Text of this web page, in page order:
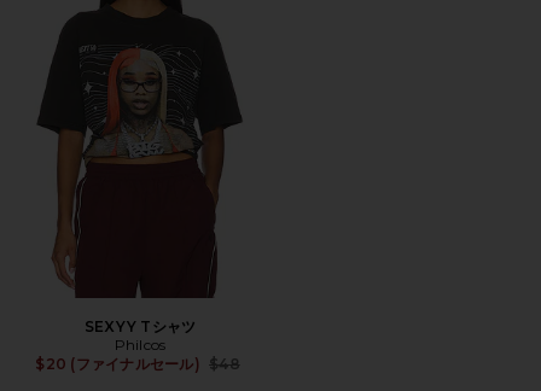
SEXYY Tシャツ
Philcos
$20 (ファイナルセール) Previous price:
$48